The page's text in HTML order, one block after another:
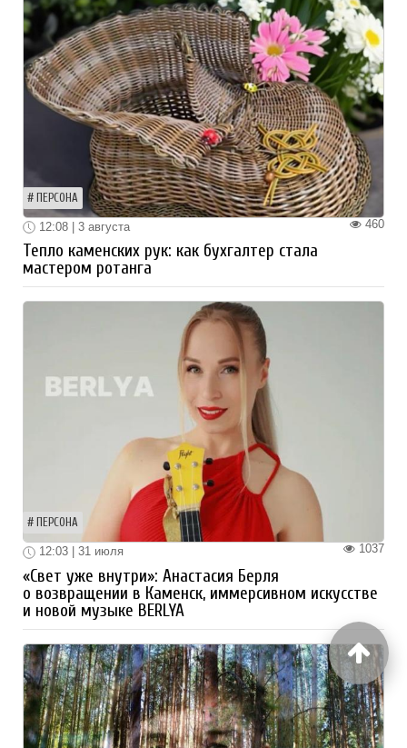
ПЕРСОНА
460
12:08 | 3 августа
Тепло каменских рук: как бухгалтер стала
мастером ротанга
ПЕРСОНА
1037
12:03 | 31 июля
«Свет уже внутри»: Анастасия Берля
о возвращении в Каменск, иммерсивном искусстве
и новой музыке BERLYA